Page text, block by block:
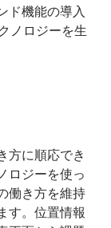
ド機能の導入
ノロジーを生
方に順応でき
ロジーを使っ
働き方を維持
す。位置情報